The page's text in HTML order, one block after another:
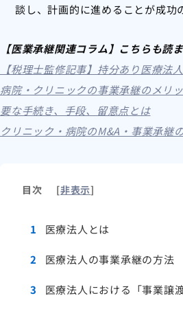
談し、計画的に進めることが成功
【医業承継関連コラム】こちらも読
【税理士監修記事】持分あり医療法
病院・クリニックの事業承継のメリ
要な手続き、手段、留意点とは
クリニック・病院のM&A・事業承継
目次 [非表示]
1 医療法人とは
2 医療法人の事業承継の方法
3 医療法人における「事業譲